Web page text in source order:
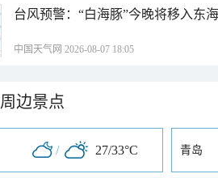
台风预警：“白海豚”今晚将移入东
中国天气网 2026-08-07 18:05
周边景点
/ 27/33°C 青岛